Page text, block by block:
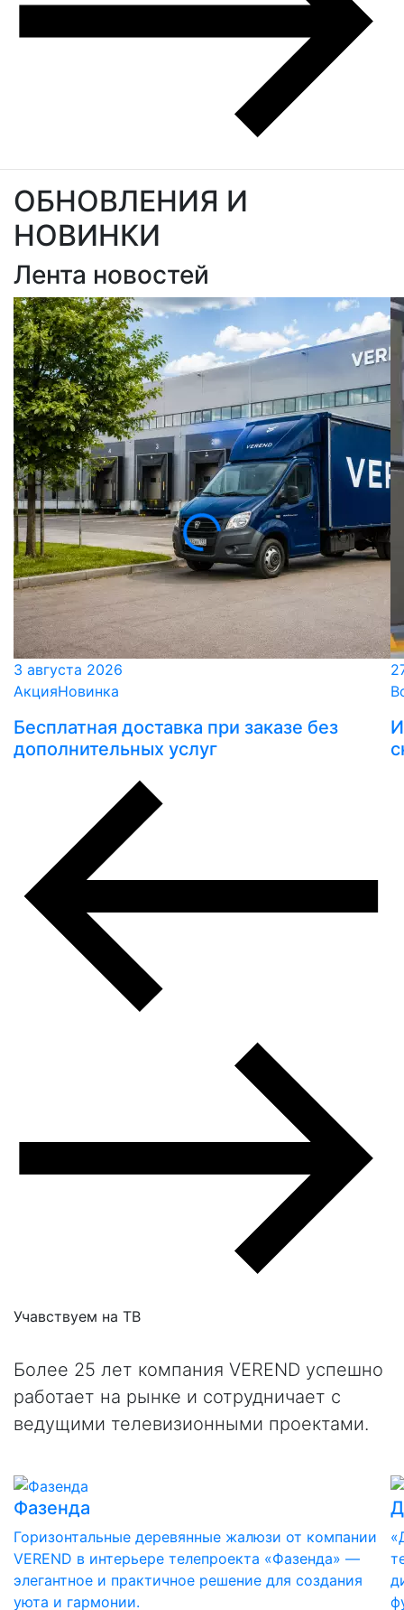
ОБНОВЛЕНИЯ И
НОВИНКИ
Лента новостей
3 августа 2026
АкцияНовинка
Бесплатная доставка при заказе без
дополнительных услуг
Учавствуем на ТВ
Более 25 лет компания VEREND успешно
работает на рынке и сотрудничает с
ведущими телевизионными проектами.
Фазенда
Горизонтальные деревянные жалюзи от компании
VEREND в интерьере телепроекта «Фазенда» —
элегантное и практичное решение для создания
уюта и гармонии.